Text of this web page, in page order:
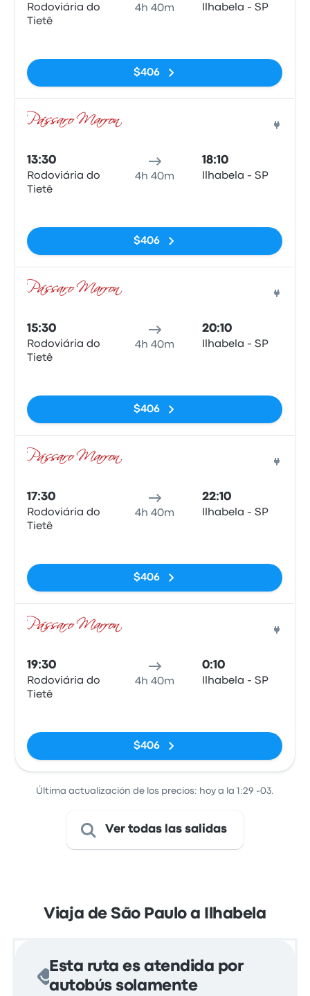
Rodoviária do
Tietê
4h 40m Ilhabela - SP
$406
13:30
Rodoviária do
Tietê
4h 40m
18:10
Ilhabela - SP
$406
15:30
Rodoviária do
Tietê
4h 40m
20:10
Ilhabela - SP
$406
17:30
Rodoviária do
Tietê
4h 40m
22:10
Ilhabela - SP
$406
19:30
Rodoviária do
Tietê
4h 40m
0:10
Ilhabela - SP
$406
Última actualización de los precios: hoy a la 1:29 -03.
Ver todas las salidas
Viaja de São Paulo a Ilhabela
Esta ruta es atendida por
autobús solamente